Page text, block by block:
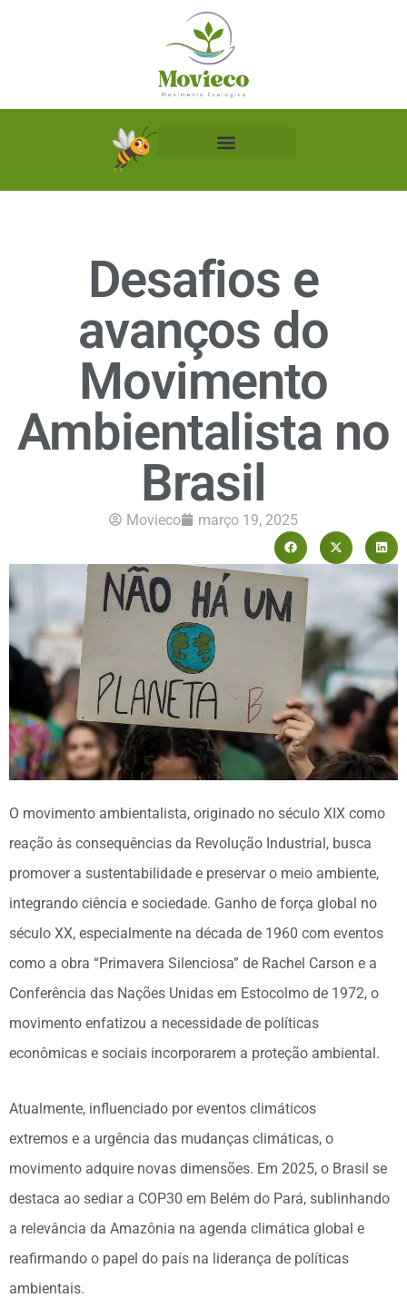
Desafios e
avanços do
Movimento
Ambientalista no
Brasil
Movieco março 19, 2025
O movimento ambientalista, originado no século XIX como
reação às consequências da Revolução Industrial, busca
promover a sustentabilidade e preservar o meio ambiente,
integrando ciência e sociedade. Ganho de força global no
século XX, especialmente na década de 1960 com eventos
como a obra “Primavera Silenciosa” de Rachel Carson e a
Conferência das Nações Unidas em Estocolmo de 1972, o
movimento enfatizou a necessidade de políticas
econômicas e sociais incorporarem a proteção ambiental.
Atualmente, influenciado por eventos climáticos
extremos e a urgência das mudanças climáticas, o
movimento adquire novas dimensões. Em 2025, o Brasil se
destaca ao sediar a COP30 em Belém do Pará, sublinhando
a relevância da Amazônia na agenda climática global e
reafirmando o papel do país na liderança de políticas
ambientais.